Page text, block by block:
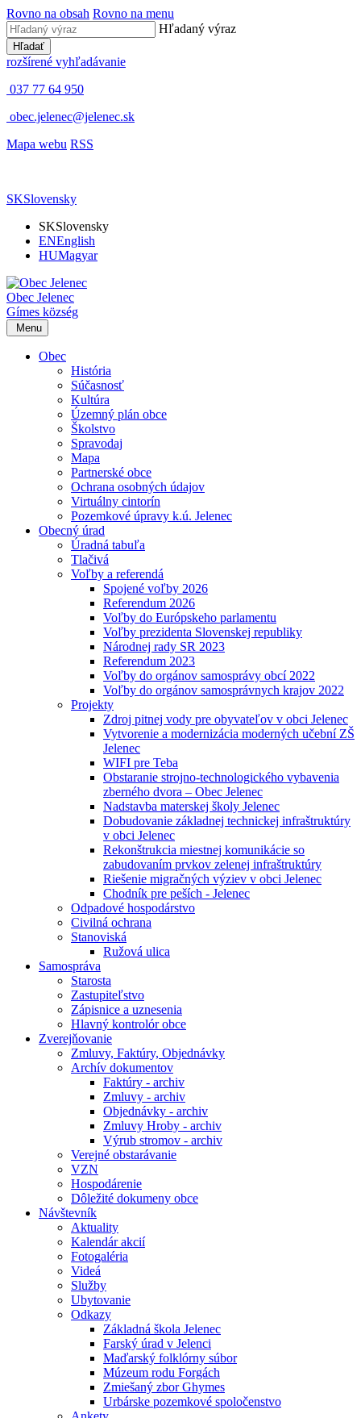
Rovno na obsah Rovno na menu
Hľadaný výraz
Hľadať
rozšírené vyhľadávanie
037 77 64 950
obec.jelenec@jelenec.sk
Mapa webu RSS
SKSlovensky
SKSlovensky
ENEnglish
HUMagyar
Obec Jelenec
Gímes község
Menu
Obec
História
Súčasnosť
Kultúra
Územný plán obce
Školstvo
Spravodaj
Mapa
Partnerské obce
Ochrana osobných údajov
Virtuálny cintorín
Pozemkové úpravy k.ú. Jelenec
Obecný úrad
Úradná tabuľa
Tlačivá
Voľby a referendá
Spojené voľby 2026
Referendum 2026
Voľby do Európskeho parlamentu
Voľby prezidenta Slovenskej republiky
Národnej rady SR 2023
Referendum 2023
Voľby do orgánov samosprávy obcí 2022
Voľby do orgánov samosprávnych krajov 2022
Projekty
Zdroj pitnej vody pre obyvateľov v obci Jelenec
Vytvorenie a modernizácia moderných učební ZŠ
Jelenec
WIFI pre Teba
Obstaranie strojno-technologického vybavenia
zberného dvora – Obec Jelenec
Nadstavba materskej školy Jelenec
Dobudovanie základnej technickej infraštruktúry
v obci Jelenec
Rekonštrukcia miestnej komunikácie so
zabudovaním prvkov zelenej infraštruktúry
Riešenie migračných výziev v obci Jelenec
Chodník pre peších - Jelenec
Odpadové hospodárstvo
Civilná ochrana
Stanoviská
Ružová ulica
Samospráva
Starosta
Zastupiteľstvo
Zápisnice a uznesenia
Hlavný kontrolór obce
Zverejňovanie
Zmluvy, Faktúry, Objednávky
Archív dokumentov
Faktúry - archiv
Zmluvy - archiv
Objednávky - archiv
Zmluvy Hroby - archiv
Výrub stromov - archiv
Verejné obstarávanie
VZN
Hospodárenie
Dôležité dokumeny obce
Návštevník
Aktuality
Kalendár akcií
Fotogaléria
Videá
Služby
Ubytovanie
Odkazy
Základná škola Jelenec
Farský úrad v Jelenci
Maďarský folklórny súbor
Múzeum rodu Forgách
Zmiešaný zbor Ghymes
Urbárske pozemkové spoločenstvo